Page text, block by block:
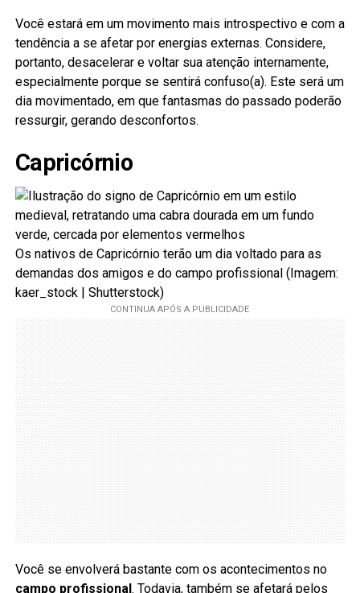
Você estará em um movimento mais introspectivo e com a
tendência a se afetar por energias externas. Considere,
portanto, desacelerar e voltar sua atenção internamente,
especialmente porque se sentirá confuso(a). Este será um
dia movimentado, em que fantasmas do passado poderão
ressurgir, gerando desconfortos.
Capricórnio
Os nativos de Capricórnio terão um dia voltado para as
demandas dos amigos e do campo profissional (Imagem:
kaer_stock | Shutterstock)
Você se envolverá bastante com os acontecimentos no
campo profissional. Todavia, também se afetará pelos